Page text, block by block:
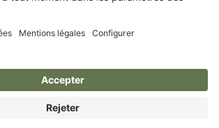
Cookie préferences